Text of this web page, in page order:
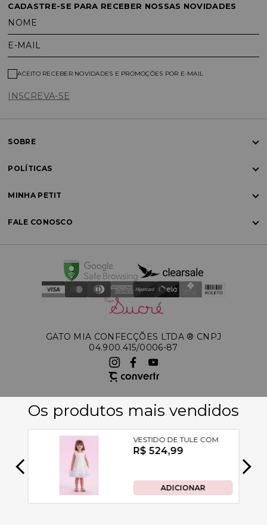
CADASTRE-SE PARA RECEBER NOSSAS NOVIDADES
NOME
E-MAIL
INSCREVA-SE
ACEITO RECEBER NOVIDADES E PROMOÇÕES POR E-MAIL
SOBRE
POLÍTICAS
MINHA PETIT
FALE CONOSCO
GATO MIA CONFECÇÕES LTDA ®️ CNPJ
04.900.415/0006-87